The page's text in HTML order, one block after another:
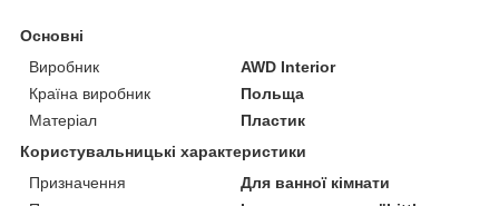
Основні
Виробник
AWD Interior
Країна виробник
Польща
Матеріал
Пластик
Користувальницькі характеристики
Призначення
Для ванної кімнати